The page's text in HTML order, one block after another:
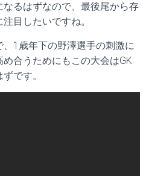
るはずなので、最後尾から存
目したいですね。
1歳年下の野澤選手の刺激に
合うためにもこの大会はGK
です。